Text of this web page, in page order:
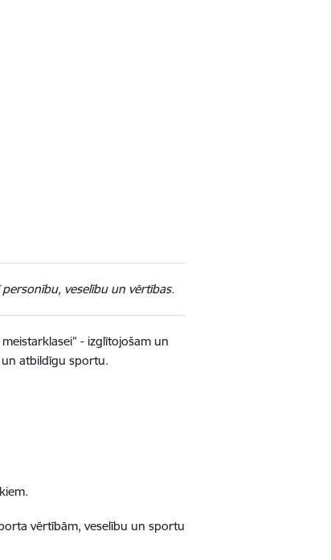
veselību un vērtības.
- izglītojošam un
atbildīgu sportu.
vērtībām, veselību un sportu